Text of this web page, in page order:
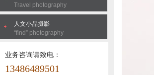
Travel photography
人文小品摄影
“find” photography
业务咨询请致电：
13486489501